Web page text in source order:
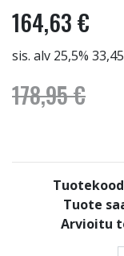
164,63 €
sis. alv 25,5%
178,95 €
Tuote
Arvioitu